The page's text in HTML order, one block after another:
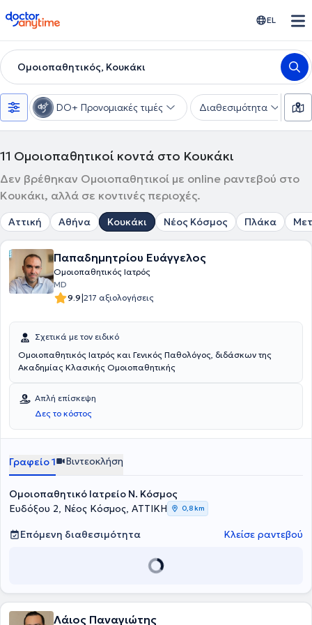
doctoranytime EL
Ομοιοπαθητικός, Κουκάκι
DO+ Προνομιακές τιμές Διαθεσιμότητα
11 Ομοιοπαθητικοί κοντά στο Κουκάκι
Δεν βρέθηκαν Ομοιοπαθητικοί με online ραντεβού στο
Κουκάκι, αλλά σε κοντινές περιοχές.
Αττική Αθήνα Κουκάκι Νέος Κόσμος Πλάκα
Παπαδημητρίου Ευάγγελος
Ομοιοπαθητικός Ιατρός
MD
9.9|217 αξιολογήσεις
Σχετικά με τον ειδικό
Ομοιοπαθητικός Ιατρός και Γενικός Παθολόγος, διδάσκων της
Ακαδημίας Κλασικής Ομοιοπαθητικής
Απλή επίσκεψη
Δες το κόστος
Γραφείο 1 Βιντεοκλήση
Ομοιοπαθητικό Ιατρείο Ν. Κόσμος
Ευδόξου 2, Νέος Κόσμος, ΑΤΤΙΚΗ
0,8 km
Επόμενη διαθεσιμότητα Κλείσε ραντεβού
Λάιος Παναγιώτης